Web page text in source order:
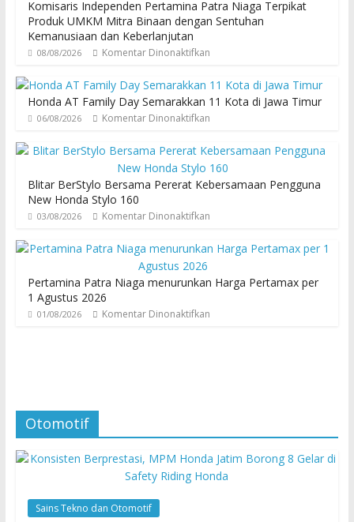
Komisaris Independen Pertamina Patra Niaga Terpikat
Produk UMKM Mitra Binaan dengan Sentuhan
Kemanusiaan dan Keberlanjutan
08/08/2026 Komentar Dinonaktifkan
Honda AT Family Day Semarakkan 11 Kota di Jawa Timur
06/08/2026 Komentar Dinonaktifkan
Blitar BerStylo Bersama Pererat Kebersamaan Pengguna
New Honda Stylo 160
03/08/2026 Komentar Dinonaktifkan
Pertamina Patra Niaga menurunkan Harga Pertamax per
1 Agustus 2026
01/08/2026 Komentar Dinonaktifkan
Otomotif
Sains Tekno dan Otomotif